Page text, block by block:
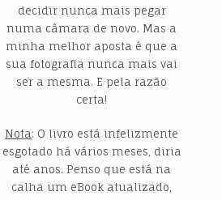
decidir nunca mais pegar
numa câmara de novo. Mas a
minha melhor aposta é que a
sua fotografia nunca mais vai
ser a mesma. E pela razão
certa!
Nota: O livro está infelizmente
esgotado há vários meses, diria
até anos. Penso que está na
calha um eBook atualizado,